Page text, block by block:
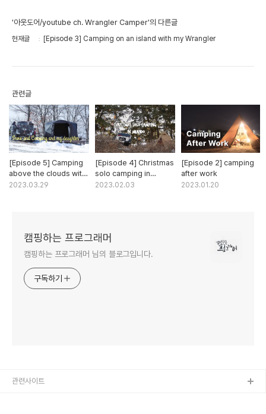
'아웃도어/youtube ch. Wrangler Camper'의 다른글
현재글 [Episode 3] Camping on an island with my Wrangler
관련글
[Episode 5] Camping
above the clouds with
my daughter
2023.03.29
[Episode 4] Christmas
solo camping in
Muuido
2023.02.03
[Episode 2] camping
after work
2023.01.20
캠핑하는 프로그래머
캠핑하는 프로그래머 님의 블로그입니다.
구독하기
관련사이트